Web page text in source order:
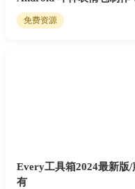
免费资源
Every工具箱2024最新版
有